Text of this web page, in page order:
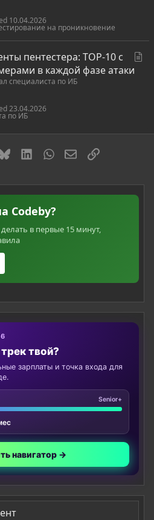
на проникновение
10.04.2026
пентестера: TOP-10 с
в каждой фазе атаки
специалиста по ИБ
по ИБ
23.04.2026
BlueskyLinkedInWhatsAppЭлектронная
Ссылка
Codeby?
в первые 15 минут,
твой?
зарплаты и точка входа для
Senior+
навигатор →